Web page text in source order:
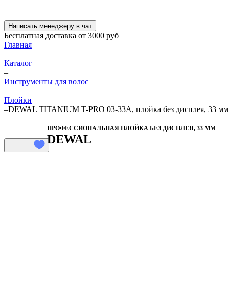
Написать менеджеру в чат
Бесплатная доставка от 3000 руб
Главная
–
Каталог
–
Инструменты для волос
–
Плойки
–DEWAL TITANIUM T-PRO 03-33A, плойка без дисплея, 33 мм
ПРОФЕССИОНАЛЬНАЯ ПЛОЙКА БЕЗ ДИСПЛЕЯ, 33 ММ
DEWAL